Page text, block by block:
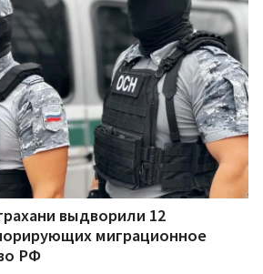
выдворили 12
миграционное
РФ